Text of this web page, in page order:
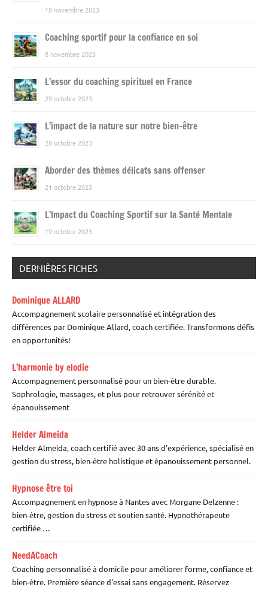
18 novembre 2023
Coaching sportif pour la confiance en soi
8 novembre 2023
L’essor du coaching spirituel en France
29 octobre 2023
L’impact de la nature sur notre bien-être
28 octobre 2023
Aborder des thèmes délicats sans offenser
21 octobre 2023
L’Impact du Coaching Sportif sur la Santé Mentale
19 octobre 2023
DERNIÈRES FICHES
Dominique ALLARD
Accompagnement scolaire personnalisé et intégration des
différences par Dominique Allard, coach certifiée. Transformons défis
en opportunités!
L’harmonie by elodie
Accompagnement personnalisé pour un bien-être durable.
Sophrologie, massages, et plus pour retrouver sérénité et
épanouissement
Helder Almeida
Helder Almeida, coach certifié avec 30 ans d'expérience, spécialisé en
gestion du stress, bien-être holistique et épanouissement personnel.
Hypnose être toi
Accompagnement en hypnose à Nantes avec Morgane Delzenne :
bien-être, gestion du stress et soutien santé. Hypnothérapeute
certifiée …
NeedACoach
Coaching personnalisé à domicile pour améliorer forme, confiance et
bien-être. Première séance d'essai sans engagement. Réservez